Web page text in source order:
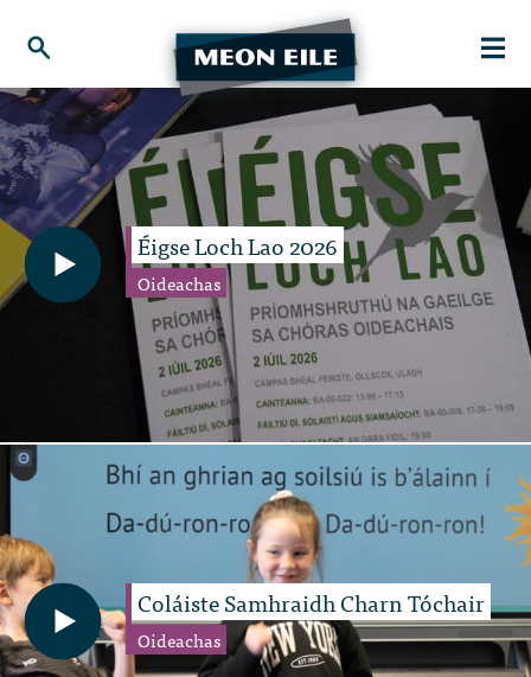
Éigse Loch Lao 2026
Oideachas
Coláiste Samhraidh Charn Tóchair
Oideachas